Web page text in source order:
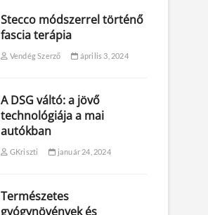
Stecco módszerrel történő
fascia terápia
Vendég Szerző április 3, 2024
A DSG váltó: a jövő
technológiája a mai
autókban
GKriszti január 24, 2024
Természetes
gyógynövények és